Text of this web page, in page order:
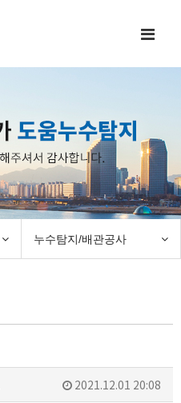
누수탐지/배관공사
2021.12.01 20:08